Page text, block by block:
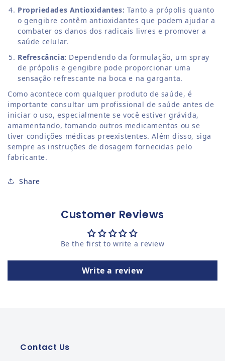
Propriedades Antioxidantes: Tanto a própolis quanto
o gengibre contêm antioxidantes que podem ajudar a
combater os danos dos radicais livres e promover a
saúde celular.
Refrescância: Dependendo da formulação, um spray
de própolis e gengibre pode proporcionar uma
sensação refrescante na boca e na garganta.
Como acontece com qualquer produto de saúde, é
importante consultar um profissional de saúde antes de
iniciar o uso, especialmente se você estiver grávida,
amamentando, tomando outros medicamentos ou se
tiver condições médicas preexistentes. Além disso, siga
sempre as instruções de dosagem fornecidas pelo
fabricante.
Share
Customer Reviews
Be the first to write a review
Write a review
Contact Us